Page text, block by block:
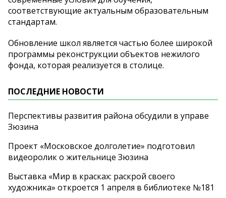
соответствующие актуальным образовательным
стандартам.
Обновление школ является частью более широкой
программы реконструкции объектов нежилого
фонда, которая реализуется в столице.
ПОСЛЕДНИЕ НОВОСТИ
Перспективы развития района обсудили в управе
Зюзина
Проект «Московское долголетие» подготовил
видеоролик о жительнице Зюзина
Выставка «Мир в красках: раскрой своего
художника» откроется 1 апреля в библиотеке №181